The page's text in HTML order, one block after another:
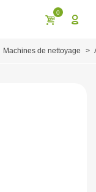
0
Machines de nettoyage >